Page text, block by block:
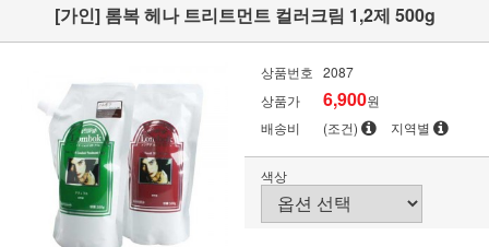
[가인] 롬복 헤나 트리트먼트 컬러크림 1,2제 500g
상품번호 2087
상품가
6,900원
배송비
(조건) 지역별
색상